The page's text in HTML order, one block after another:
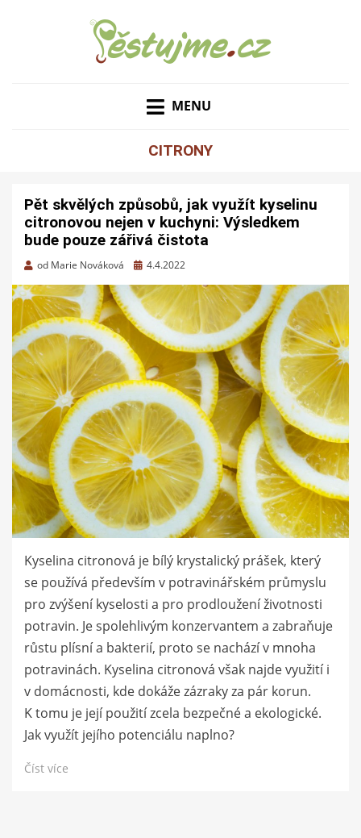
MENU
CITRONY
Pět skvělých způsobů, jak využít kyselinu
citronovou nejen v kuchyni: Výsledkem
bude pouze zářivá čistota
od Marie Nováková
Zveřejněno
4.4.2022
Kyselina citronová je bílý krystalický prášek, který
se používá především v potravinářském průmyslu
pro zvýšení kyselosti a pro prodloužení životnosti
potravin. Je spolehlivým konzervantem a zabraňuje
růstu plísní a bakterií, proto se nachází v mnoha
potravinách. Kyselina citronová však najde využití i
v domácnosti, kde dokáže zázraky za pár korun.
K tomu je její použití zcela bezpečné a ekologické.
Jak využít jejího potenciálu naplno?
Číst více